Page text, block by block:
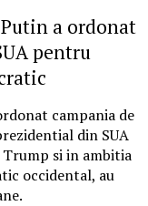
a ordonat
pentru
campania de
din SUA
si in ambitia
occidental, au